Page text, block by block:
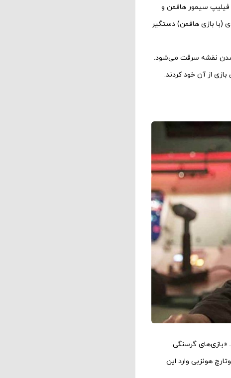
فیلیپ سیمور هافمن و
(با بازی هافمن) دستگیر
شدن نقشه سرقت می‌شود.
بازی از آن خود کردند.
در سال ۲۰۱۲، فیلم بعدی آن در سال ۲۰۱۳ اکران شد. «بازی‌های گرسنگی:
هونزبی وارد این